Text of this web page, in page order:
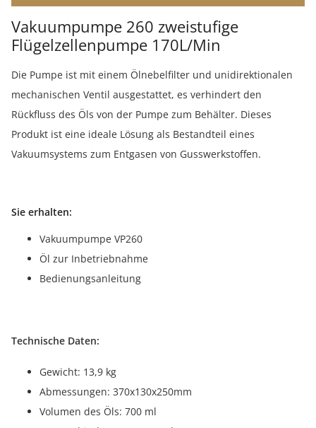
Vakuumpumpe 260 zweistufige
Flügelzellenpumpe 170L/Min
Die Pumpe ist mit einem Ölnebelfilter und unidirektionalen
mechanischen Ventil ausgestattet, es verhindert den
Rückfluss des Öls von der Pumpe zum Behälter. Dieses
Produkt ist eine ideale Lösung als Bestandteil eines
Vakuumsystems zum Entgasen von Gusswerkstoffen.
Sie erhalten:
Vakuumpumpe VP260
Öl zur Inbetriebnahme
Bedienungsanleitung
Technische Daten:
Gewicht: 13,9 kg
Abmessungen: 370x130x250mm
Volumen des Öls: 700 ml